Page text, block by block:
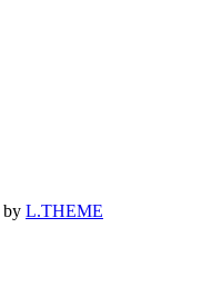
by L.THEME